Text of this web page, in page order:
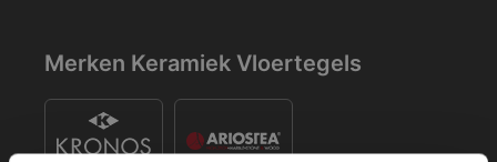
Merken Keramiek Vloertegels